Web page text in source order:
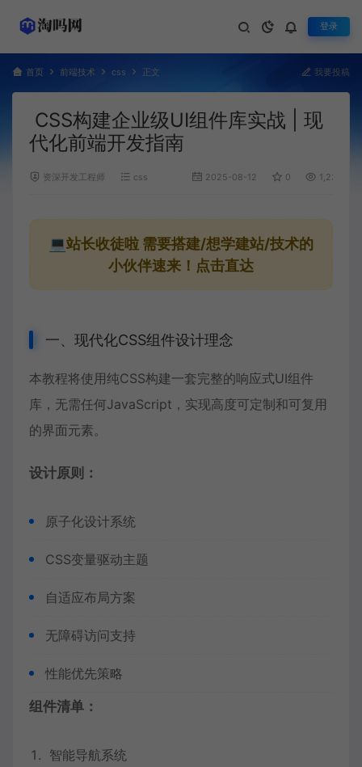
登录
首页 前端技术 css 正文 我要投稿
CSS构建企业级UI组件库实战 | 现
代化前端开发指南
资深开发工程师 css 2025-08-12 0 1,239
💻站长收徒啦 需要搭建/想学建站/技术的
小伙伴速来！点击直达
一、现代化CSS组件设计理念
本教程将使用纯CSS构建一套完整的响应式UI组件
库，无需任何JavaScript，实现高度可定制和可复用
的界面元素。
设计原则：
原子化设计系统
CSS变量驱动主题
自适应布局方案
无障碍访问支持
性能优先策略
组件清单：
智能导航系统